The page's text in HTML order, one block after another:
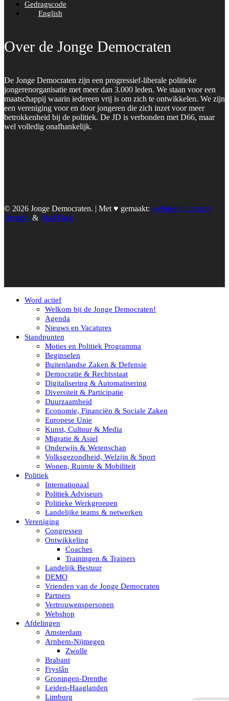
Gedragscode
English
Over de Jonge Democraten
De Jonge Democraten zijn een progressief-liberale politieke
jongerenorganisatie met meer dan 3.000 leden. We staan voor een
maatschappij waarin iedereen vrij is om zich te ontwikkelen. We zijn
een vereniging voor en door jongeren die zich inzet voor meer
betrokkenheid bij de politiek. De JD is verbonden met D66, maar
wel volledig onafhankelijk.
© 2026 Jonge Democraten. | Met ♥︎ gemaakt: webdesign agency
Brendly & Mad Pack
Word actief
Welkom bij de Jonge Democraten!
Agenda
Nieuws en Vacatures
Standpunten
Moties en Politiek Programma
Beginselen
Buitenlandse Zaken & Defensie
Democratie & Rechtsstaat
Digitalisering & Automatisering
Diversiteit & Participatie
Duurzaamheid
Economie, Financiën & Sociale Zaken
Europese Unie
Kunst, Cultuur & Media
Migratie & Asiel
Onderwijs & Wetenschap
Volksgezondheid, Welzijn & Sport
Wonen, Ruimte & Mobiliteit
Politiek
Internationaal
Politiek Adviseurs
Politieke Werkgroepen
Landelijke teams & netwerken
Vereniging
Congressen
Ontwikkeling
Coaches
Trainingen & Trainers
Landelijk Bestuur
DEMO
Vrienden van de Jonge Democraten
Partners
Vertrouwenspersonen
Webshop
Afdelingen
Amsterdam
Arnhem-Nijmegen
Zwolle
Brabant
Fryslân
Groningen-Drenthe
Leiden-Haaglanden
Limburg